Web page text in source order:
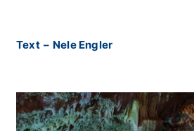
Text – Nele Engler